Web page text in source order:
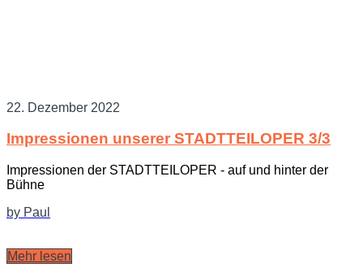
22. Dezember 2022
Impressionen unserer STADTTEILOPER 3/3
Impressionen der STADTTEILOPER - auf und hinter der
Bühne
by Paul
Mehr lesen